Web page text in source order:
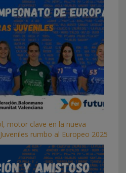
motor clave en la nueva
rumbo al Europeo 2025